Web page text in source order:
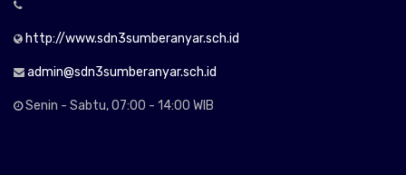
http://www.sdn3sumberanyar.sch.id
admin@sdn3sumberanyar.sch.id
Senin - Sabtu, 07:00 - 14:00 WIB